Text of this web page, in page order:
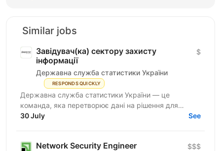
Similar jobs
Завідувач(ка) сектору захисту
інформації
Державна служба статистики України
RESPONDS QUICKLY
$
Державна служба статистики України — це
команда, яка перетворює дані на рішення для
розвитку країни. Ми перебуваємо у процесі
30 July See
Network Security Engineer $$$